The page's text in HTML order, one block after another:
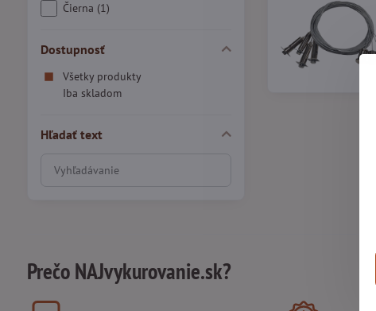
Čierna (1)
Dostupnosť
Všetky produkty
Iba skladom
Hľadať text
Prehľadať
výsledky
Prečo NAJvykurovanie.sk?